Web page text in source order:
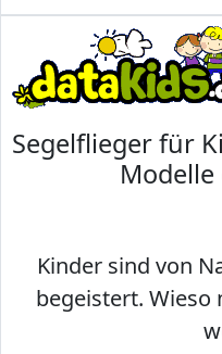
Segelflieger für
Modelle
Kinder sind von
begeistert. Wieso